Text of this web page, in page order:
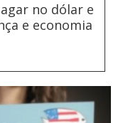
no dólar e
e economia